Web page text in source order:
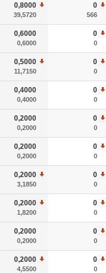
0,8000
39,5720
0
566
0,6000
0,6000
0
0
0,5000
11,7150
0
0
0,4000
0,4000
0
0
0,2000
0,2000
0
0
0,2000
0,2000
0
0
0,2000
3,1850
0
0
0,2000
1,8200
0
0
0,2000
0,2000
0
0
0,2000
4,5500
0
0